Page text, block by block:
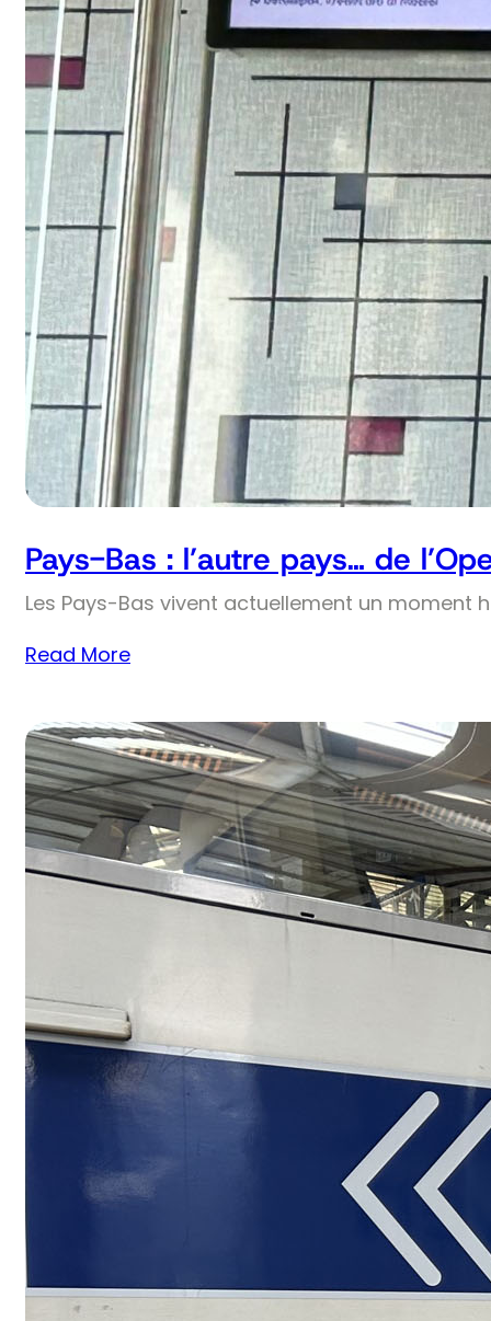
Pays-Bas : l’autre pays… de
Les Pays-Bas vivent actuellement un moment
Read More